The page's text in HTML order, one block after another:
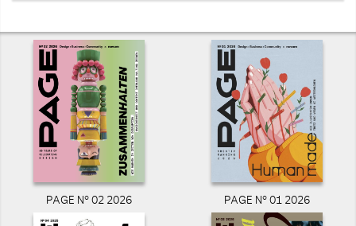
PAGE N° 02 2026 PAGE N° 01 2026